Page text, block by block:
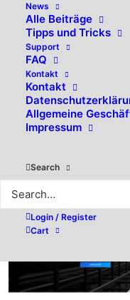
News
Alle Beiträge
Tipps und Tricks
Support
FAQ
Kontakt
Kontakt
Allgemeine
Impressum
Search
Login / Register
Cart
Excire